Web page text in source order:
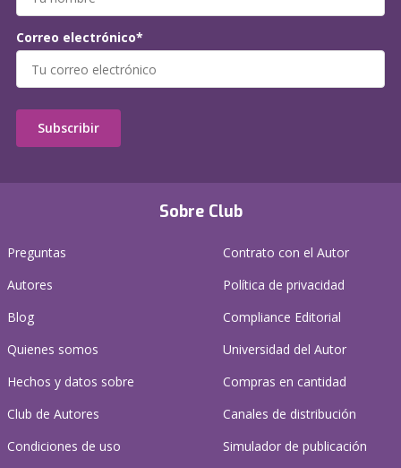
Sobre Club
Preguntas
Autores
Blog
Quienes somos
Hechos y datos sobre
Club de Autores
Condiciones de uso
Contrato con el Autor
Política de privacidad
Compliance Editorial
Universidad del Autor
Compras en cantidad
Canales de distribución
Simulador de publicación
Correo electrónico*
Subscribir